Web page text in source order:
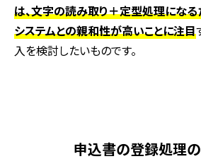
は、文字の読み取り＋定型処理になる
システムとの親和性が高いことに注目
入を検討したいものです。
申込書の登録処理